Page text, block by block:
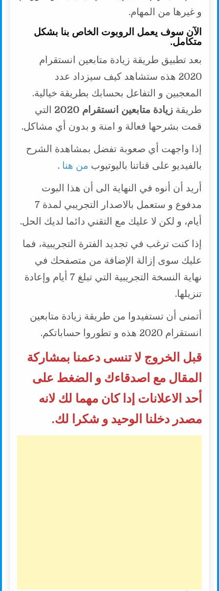
و غيرها من المهام.
الآن سوف يعمل الروبوت الخاص بنا بشكل
متكامل.
بعد تطبيق طريقة زيادة متابعين انستقرام
2020 هذه ستشاهد كيف سيزداد عدد
المعجبين و التفاعل بحسابك بطريقة خيالية.
طريقةزيادة متابعين انستقرام 2020
التي
قمت بشرحها فعالة و امنة و بدون أي مشاكل.
إذا واجهت أي صعوبة تفضل بمشاهدة الشرح
بالفيديو على قناتنا باليوتيوب من هنا .
أريد أن أنوه في النهاية الى أن هذا البوت
مدفوع و ستعمل بالاصدار التجريبي لمدة 7
أيام، و لكن لا عليك مع التقني دائما لديك الحل.
إذا كنت ترغب في تجديد الفترة التجريبية، فما
عليك سوى إزالة الإضافة من متصفحك في
نهاية النسخة التجريبية التي تبلغ 7 أيام وإعادة
تنزيلها.
أتمنى أن تستفيدوا من طريقة زيادة متابعين
انستقرام 2020 هذه و تطوروا حساباتكم.
قبل الخروج لا تنسى دعمنا بمشاركة
المقال مع اصدقاءك و الضغط على
أحد الاعلانات إدا كان مهما لك لانه
مصدر دخلنا الوحيد و شكرا لك.